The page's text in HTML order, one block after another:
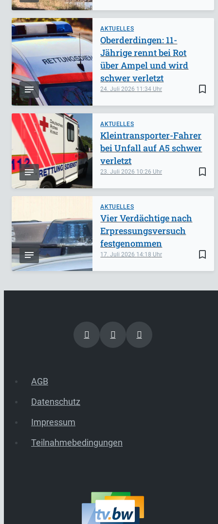
AKTUELLES
bookmark_border
24. Juli 2026 11:34
Oberderdingen: 11-
Jährige rennt bei Rot
über Ampel und wird
schwer verletzt
AKTUELLES
bookmark_border
23. Juli 2026 10:26
Kleintransporter-Fahrer
bei Unfall auf A5 schwer
verletzt
AKTUELLES
bookmark_border
17. Juli 2026 14:18
Vier Verdächtige nach
Erpressungsversuch
festgenommen
AGB
Datenschutz
Impressum
Teilnahmebedingungen